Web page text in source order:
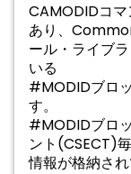
CAMODIDコ
あり、
ール・ライブ
いる
#MODIDブロ
す。
#MODIDブロ
ント(CSECT)
情報が格納され